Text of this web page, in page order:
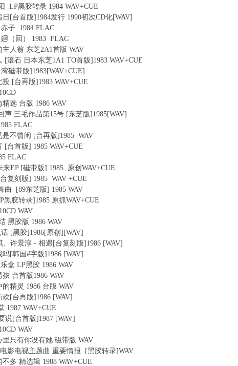
LP黑胶转录 1984 WAV+CUE
日[台首版]1984发行 1990初次CD化[WAV]
赤子 1984 FLAC
廻（回） 1983 FLAC
主人翁 东芝2A1首版 WAV
[滚石 日本东芝1A1 TO首版]1983 WAV+CUE
磁带版]1983[WAV+CUE]
投 [台再版]1983 WAV+CUE
精选 台版 1986 WAV
声 三毛作品第15号 [东芝版]1985[WAV]
FLAC
是不曾闲 [台再版]1985 WAV
[台首版] 1985 WAV+CUE
FLAC
来EP [磁带版] 1985 原创WAV+CUE
复刻版] 1985 WAV +CUE
曲 [89东芝版] 1985 WAV
黑胶转录]1985 原抓WAV+CUE
WAV
黑胶版 1986 WAV
话 [黑胶]1986[原创][WAV]
、许景淳 - 相遇[台复刻版]1986 [WAV]
吗[韩国#字版]1986 [WAV]
盒 LP黑胶 1986 WAV
孩 台首版1986 WAV
的精灵 1986 台版 WAV
欢[台再版]1986 [WAV]
1987 WAV+CUE
说[台首版]1987 [WAV]
WAV
里只有你没有她 磁带版 WAV
影电视主题曲 重要情报 [黑胶转录]WAV
不多 精选辑 1988 WAV+CUE